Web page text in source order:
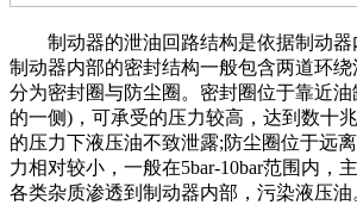
制动器的泄油回路结构是依据制动器
制动器内部的密封结构一般包含两道环
分为密封圈与防尘圈。密封圈位于靠近
的一侧)，可承受的压力较高，达到数十
的压力下液压油不致泄露;防尘圈位于远
力相对较小，一般在5bar-10bar范围内，
各类杂质渗透到制动器内部，污染液压